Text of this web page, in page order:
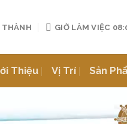
THÀNH GIỜ LÀM VIỆC
Thiệu Vị Trí Sản